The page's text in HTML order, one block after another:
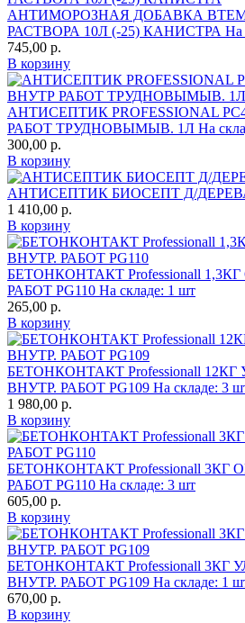
АНТИМОРОЗНАЯ ДОБАВКА
РАСТВОРА 10Л (-25) КАНИСТРА На
745,00 р.
В корзину
АНТИСЕПТИК PROFESSIONAL
РАБОТ ТРУДНОВЫМЫВ. 1Л На
300,00 р.
В корзину
АНТИСЕПТИК БИОСЕПТ Д/
1 410,00 р.
В корзину
БЕТОНКОНТАКТ Professionall
РАБОТ PG110 На складе: 1 шт
265,00 р.
В корзину
БЕТОНКОНТАКТ Professionall
ВНУТР. РАБОТ PG109 На складе: 3
1 980,00 р.
В корзину
БЕТОНКОНТАКТ Professionall
РАБОТ PG110 На складе: 3 шт
605,00 р.
В корзину
БЕТОНКОНТАКТ Professionall 3КГ
ВНУТР. РАБОТ PG109 На складе: 1
670,00 р.
В корзину